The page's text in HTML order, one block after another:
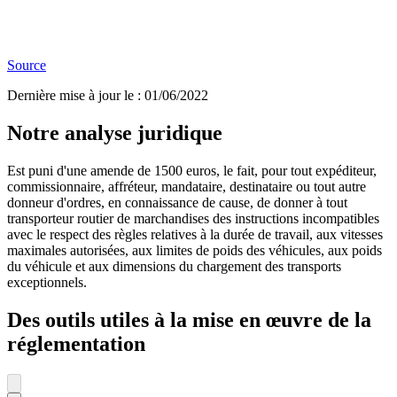
Source
Dernière mise à jour le : 01/06/2022
Notre analyse juridique
Est puni d'une amende de 1500 euros, le fait, pour tout expéditeur,
commissionnaire, affréteur, mandataire, destinataire ou tout autre
donneur d'ordres, en connaissance de cause, de donner à tout
transporteur routier de marchandises des instructions incompatibles
avec le respect des règles relatives à la durée de travail, aux vitesses
maximales autorisées, aux limites de poids des véhicules, aux poids
du véhicule et aux dimensions du chargement des transports
exceptionnels.
Des outils utiles à la mise en œuvre de la
réglementation